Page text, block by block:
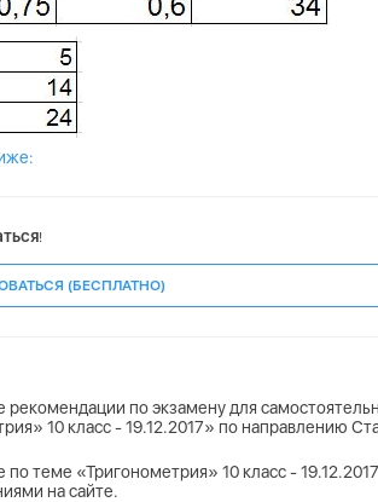
!
(БЕСПЛАТНО)
по экзамену для
10 класс - 19.12.2017» по направлению
теме «Тригонометрия» 10 класс -
на сайте.